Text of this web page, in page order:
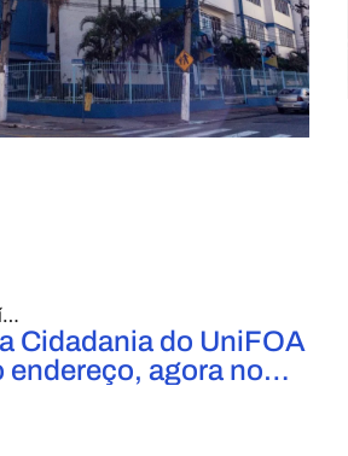
Elétrica,Engenharia Mecânica
Cidadania do UniFOA
endereço, agora no